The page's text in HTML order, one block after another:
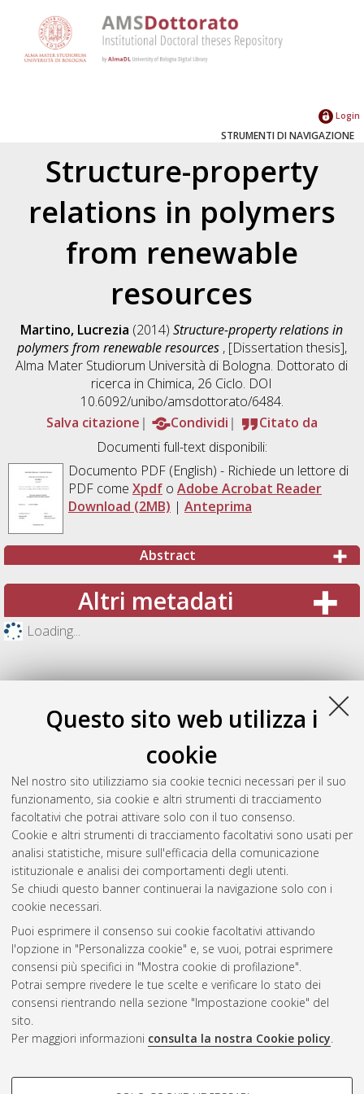
Questo sito web utilizza i
cookie
Nel nostro sito utilizziamo sia cookie tecnici necessari per il suo
funzionamento, sia cookie e altri strumenti di tracciamento
facoltativi che potrai attivare solo con il tuo consenso.
Cookie e altri strumenti di tracciamento facoltativi sono usati per
analisi statistiche, misure sull'efficacia della comunicazione
istituzionale e analisi dei comportamenti degli utenti.
Se chiudi questo banner continuerai la navigazione solo con i
cookie necessari.
Puoi esprimere il consenso sui cookie facoltativi attivando
l'opzione in "Personalizza cookie" e, se vuoi, potrai esprimere
consensi più specifici in "Mostra cookie di profilazione".
Potrai sempre rivedere le tue scelte e verificare lo stato dei
consensi rientrando nella sezione "Impostazione cookie" del
sito.
Per maggiori informazioni consulta la nostra Cookie policy.
COOKIE DI PROFILAZIONE -
Login
STRUMENTI DI NAVIGAZIONE
Structure-property
relations in polymers
from renewable
resources
Martino, Lucrezia (2014)Structure-property relations in
polymers from renewable resources , [Dissertation thesis],
Alma Mater Studiorum Università di Bologna. Dottorato di
ricerca in Chimica, 26 Ciclo. DOI
10.6092/unibo/amsdottorato/6484.
Salva citazione
Condividi
Citato da
Documenti full-text disponibili:
Documento PDF(English) - Richiede un lettore di
PDF come Xpdfo Adobe Acrobat Reader
Download (2MB) | Anteprima
Abstract
Altri metadati
Loading...
Gestione del documento:
Atom
Rss 1.0
Rss 2.0
ISSN: 2038-7946
Impostazioni Cookie